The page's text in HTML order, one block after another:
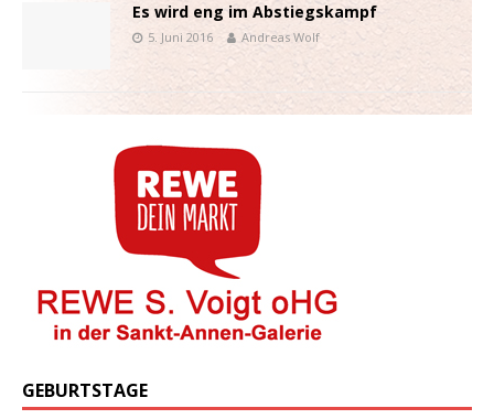
Es wird eng im Abstiegskampf
5. Juni 2016 Andreas Wolf
GEBURTSTAGE